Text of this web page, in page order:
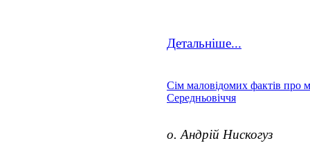
Детальніше...
Сім маловідомих фактів про
Середньовіччя
о. Андрій Нискогуз